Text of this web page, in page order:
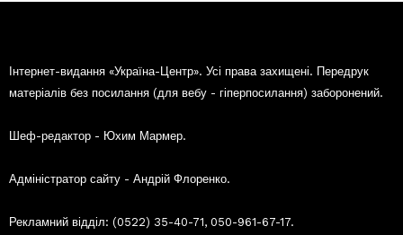
Інтернет-видання «Україна-Центр». Усі права захищені. Передрук
матеріалів без посилання (для вебу - гіперпосилання) заборонений.
Шеф-редактор - Юхим Мармер.
Адміністратор сайту - Андрій Флоренко.
Рекламний відділ: (0522) 35-40-71, 050-961-67-17.